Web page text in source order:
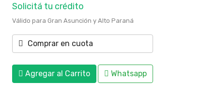
Solicitá tu crédito
Válido para Gran Asunción y Alto Paraná
Comprar en cuota
Agregar al Carrito Whatsapp